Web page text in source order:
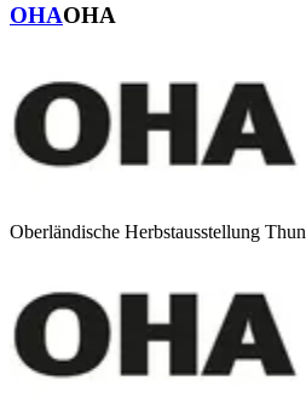
OHAOHA
Oberländische Herbstausstellung Thun